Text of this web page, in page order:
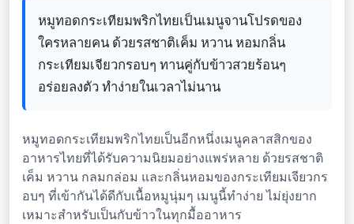
หมูทอดกระเทียมพริกไทยเป็นเมนูจานโปรดของ
ใครหลายคน ด้วยรสชาติเค็ม หวาน หอมกลิ่น
กระเทียมเจียวกรอบๆ ทานคู่กับข้าวสวยร้อนๆ
อร่อยลงตัว ทำง่ายในเวลาไม่นาน
หมูทอดกระเทียมพริกไทยเป็นอีกหนึ่งเมนูคลาสสิกของ
อาหารไทยที่ได้รับความนิยมอย่างแพร่หลาย ด้วยรสชาติ
เค็ม หวาน กลมกล่อม และกลิ่นหอมของกระเทียมเจียวกร
อบๆ ที่เข้ากันได้ดีกับเนื้อหมูนุ่มๆ เมนูนี้ทำง่าย ไม่ยุ่งยาก
เหมาะสำหรับเป็นกับข้าวในทุกมื้ออาหาร